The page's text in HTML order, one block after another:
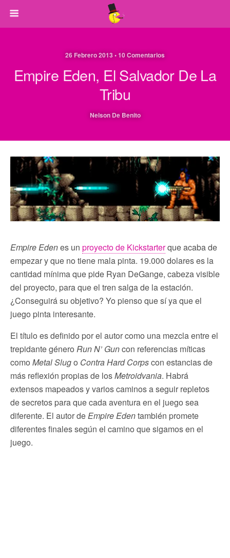
26 Febrero 2013 • 10 Comentarios
Empire Eden, El Salvador De La
Tribu
Nelson De Benito
Empire Edenes un proyecto de Kickstarterque acaba de
empezar y que no tiene mala pinta. 19.000 dolares es la
cantidad mínima que pide Ryan DeGange, cabeza visible
del proyecto, para que el tren salga de la estación.
¿Conseguirá su objetivo? Yo pienso que sí ya que el
juego pinta interesante.
El título es definido por el autor como una mezcla entre el
trepidante género Run N’ Guncon referencias míticas
como Metal Slugo Contra Hard Corpscon estancias de
más reflexión propias de losMetroidvania. Habrá
extensos mapeados y varios caminos a seguir repletos
de secretos para que cada aventura en el juego sea
diferente. El autor de Empire Edentambién promete
diferentes finales según el camino que sigamos en el
juego.